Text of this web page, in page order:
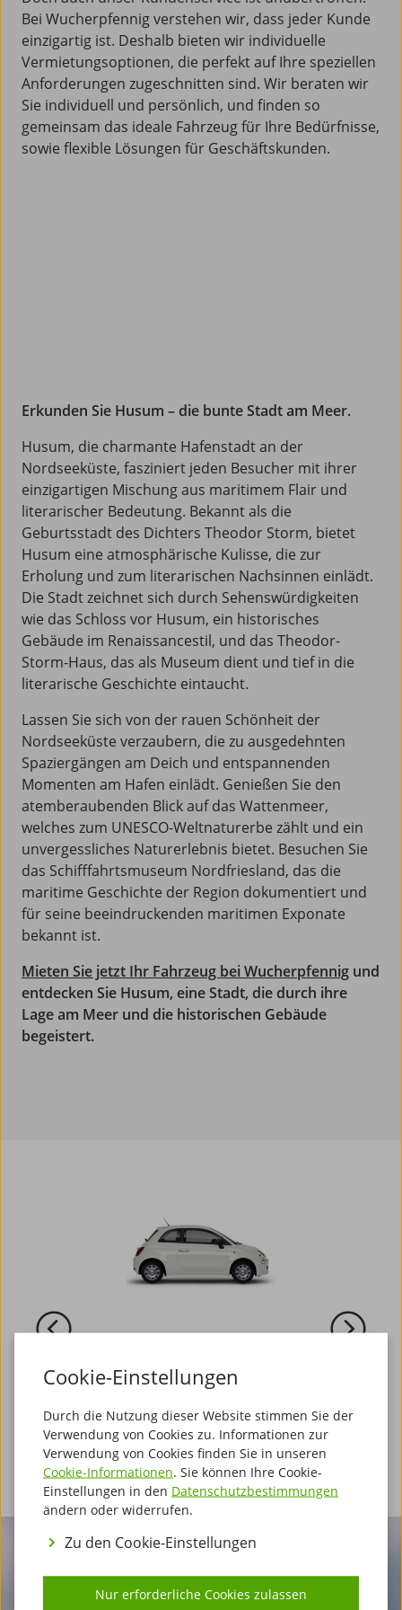
Bei Wucherpfennig verstehen wir, dass jeder Kunde
einzigartig ist. Deshalb bieten wir individuelle
Vermietungsoptionen, die perfekt auf Ihre speziellen
Anforderungen zugeschnitten sind. Wir beraten wir
Sie individuell und persönlich, und finden so
gemeinsam das ideale Fahrzeug für Ihre Bedürfnisse,
sowie flexible Lösungen für Geschäftskunden.
Erkunden Sie Husum – die bunte Stadt am Meer.
Husum, die charmante Hafenstadt an der
Nordseeküste, fasziniert jeden Besucher mit ihrer
einzigartigen Mischung aus maritimem Flair und
literarischer Bedeutung. Bekannt als die
Geburtsstadt des Dichters Theodor Storm, bietet
Husum eine atmosphärische Kulisse, die zur
Erholung und zum literarischen Nachsinnen einlädt.
Die Stadt zeichnet sich durch Sehenswürdigkeiten
wie das Schloss vor Husum, ein historisches
Gebäude im Renaissancestil, und das Theodor-
Storm-Haus, das als Museum dient und tief in die
literarische Geschichte eintaucht.
Lassen Sie sich von der rauen Schönheit der
Nordseeküste verzaubern, die zu ausgedehnten
Spaziergängen am Deich und entspannenden
Momenten am Hafen einlädt. Genießen Sie den
atemberaubenden Blick auf das Wattenmeer,
welches zum UNESCO-Weltnaturerbe zählt und ein
unvergessliches Naturerlebnis bietet. Besuchen Sie
das Schifffahrtsmuseum Nordfriesland, das die
maritime Geschichte der Region dokumentiert und
für seine beeindruckenden maritimen Exponate
bekannt ist.
Mieten Sie jetzt Ihr Fahrzeug bei Wucherpfennig und
entdecken Sie Husum, eine Stadt, die durch ihre
Lage am Meer und die historischen Gebäude
begeistert.
Klein
Auswählen
Wir sind ganz in Ihrer Nähe.
Cookie-Einstellungen
Durch die Nutzung dieser Website stimmen Sie der
Verwendung von Cookies zu. Informationen zur
Verwendung von Cookies finden Sie in unseren
Cookie-Informationen. Sie können Ihre Cookie-
Einstellungen in den Datenschutzbestimmungen
ändern oder widerrufen.
Zu den Cookie-Einstellungen
Nur erforderliche Cookies zulassen